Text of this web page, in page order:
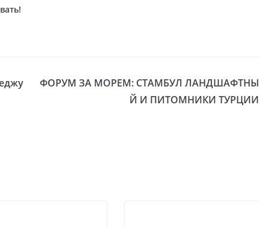
ФОРУМ ЗА МОРЕМ: СТАМБУЛ ЛАНДШАФТНЫ
Й И ПИТОМНИКИ ТУРЦИИ